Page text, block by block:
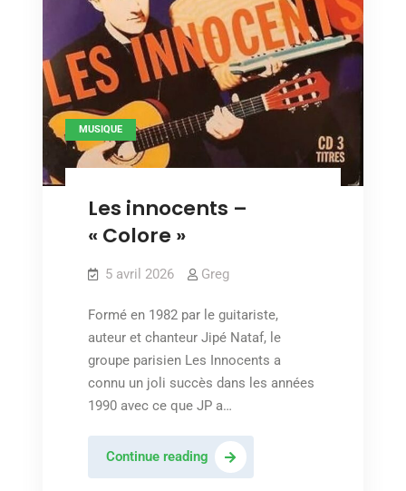
MUSIQUE
Les innocents –
« Colore »
5 avril 2026 Greg
Formé en 1982 par le guitariste,
auteur et chanteur Jipé Nataf, le
groupe parisien Les Innocents a
connu un joli succès dans les années
1990 avec ce que JP a…
Continue readingLes
innocents